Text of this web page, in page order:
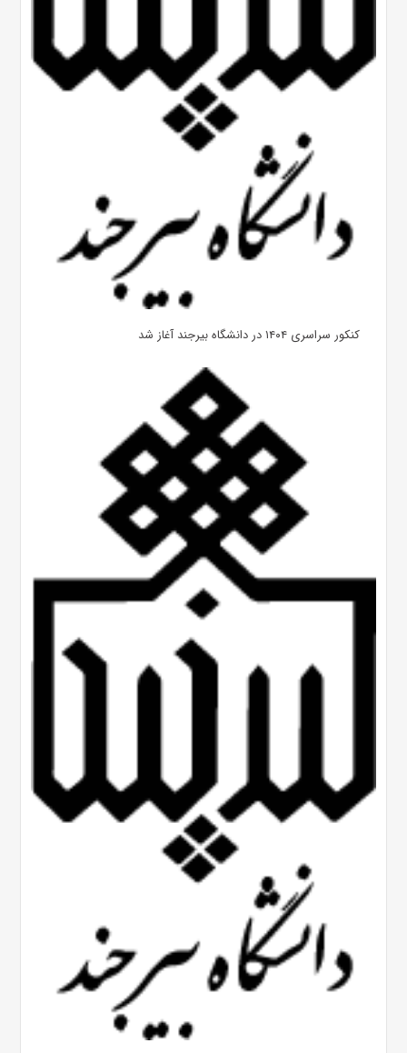
کنکور سراسری ۱۴۰۴ در دانشگاه بیرجند آغاز شد